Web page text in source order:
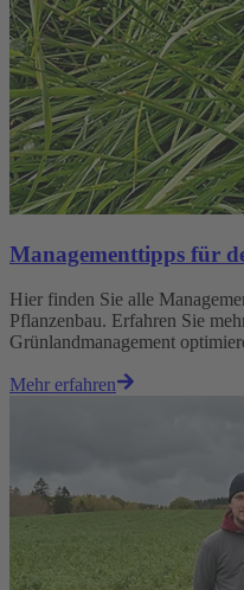
Managementtipps für
Hier finden Sie alle
Pflanzenbau. Erfahren Sie
Grünlandmanagement
Mehr erfahren